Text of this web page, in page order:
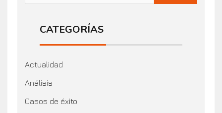
CATEGORÍAS
Actualidad
Análisis
Casos de éxito